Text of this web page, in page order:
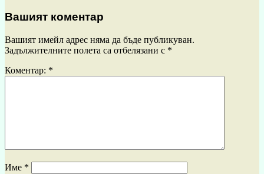
Вашият коментар
Вашият имейл адрес няма да бъде публикуван.
Задължителните полета са отбелязани с *
Коментар: *
Име *